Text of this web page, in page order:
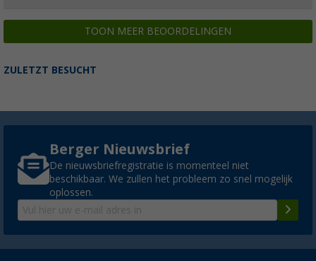
TOON MEER BEOORDELINGEN
ZULETZT BESUCHT
Berger Nieuwsbrief
De nieuwsbriefregistratie is momenteel niet
beschikbaar. We zullen het probleem zo snel mogelijk
oplossen.